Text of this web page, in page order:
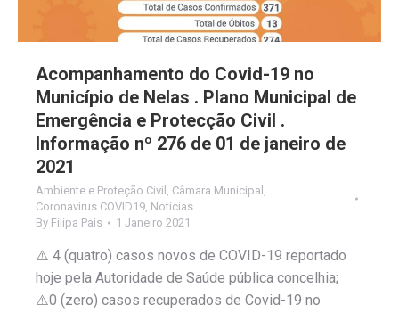
Acompanhamento do Covid-19 no
Município de Nelas . Plano Municipal de
Emergência e Protecção Civil .
Informação nº 276 de 01 de janeiro de
2021
Ambiente e Proteção Civil , Câmara Municipal ,
Coronavirus COVID19, Notícias
By Filipa Pais 1 Janeiro 2021
⚠️ 4 (quatro) casos novos de COVID-19 reportado
hoje pela Autoridade de Saúde pública concelhia;
⚠️0 (zero) casos recuperados de Covid-19 no